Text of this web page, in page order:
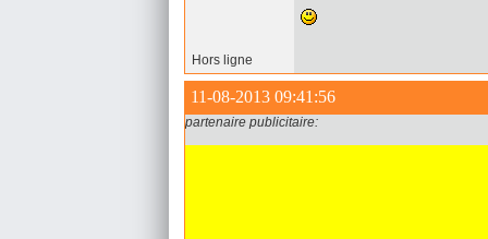
Hors ligne
11-08-2013 09:41:56
partenaire publicitaire: